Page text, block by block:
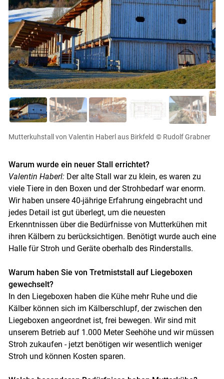
Skip to main content
Mutterkuhstall von Valentin Haberl aus Birkfeld © Rudolf Grabner
Warum wurde ein neuer Stall errichtet?
Valentin Haberl:Der alte Stall war zu klein, es waren zu
viele Tiere in den Boxen und der Strohbedarf war enorm.
Wir haben unsere 40-jährige Erfahrung eingebracht und
jedes Detail ist gut überlegt, um die neuesten
Erkenntnissen über die Bedürfnisse von Mutterkühen mit
ihren Kälbern zu berücksichtigen. Benötigt wurde auch eine
Halle für Stroh und Geräte oberhalb des Rinderstalls.
Warum haben Sie von Tretmiststall auf Liegeboxen
gewechselt?
In den Liegeboxen haben die Kühe mehr Ruhe und die
Kälber können sich im Kälberschlupf, der zwischen den
Liegeboxen angeordnet ist, frei bewegen. Wir sind mit
unserem Betrieb auf 1.000 Meter Seehöhe und wir müssen
Stroh zukaufen - jetzt benötigen wir wesentlich weniger
Stroh und können Kosten sparen.